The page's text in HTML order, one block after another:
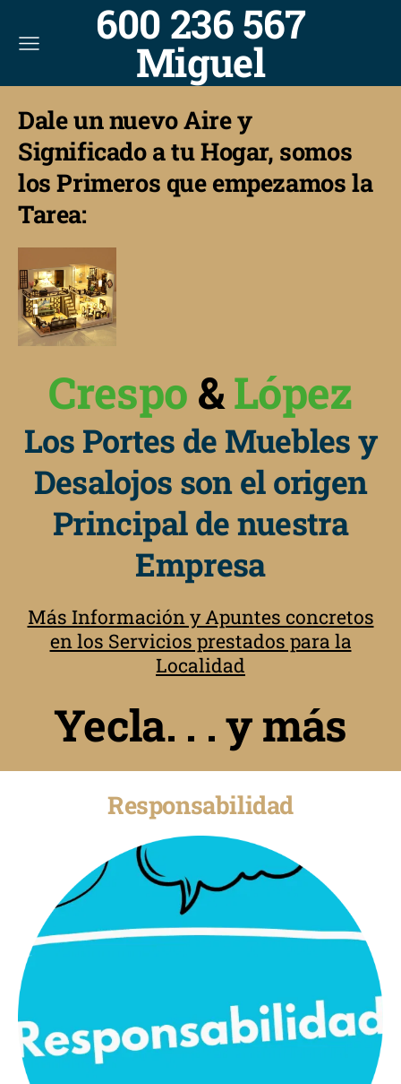
600 236 567
Miguel
Dale un nuevo Aire y
Significado a tu Hogar, somos
los Primeros que empezamos la
Tarea:
Crespo &López
Los Portes de Muebles y
Desalojos son el origen
Principal de nuestra
Empresa
Más Información y Apuntes concretos
en los Servicios prestados para la
Localidad
Yecla. . . y más
Responsabilidad